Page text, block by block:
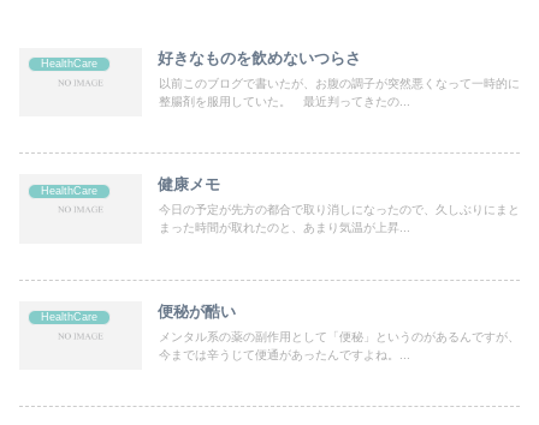
HealthCare 好きなものを飲めないつらさ
以前このブログで書いたが、お腹の調子が突然悪くなって一時的に
整腸剤を服用していた。 最近判ってきたの...
HealthCare 健康メモ
今日の予定が先方の都合で取り消しになったので、久しぶりにまと
まった時間が取れたのと、あまり気温が上昇...
HealthCare 便秘が酷い
メンタル系の薬の副作用として「便秘」というのがあるんですが、
今までは辛うじて便通があったんですよね。...